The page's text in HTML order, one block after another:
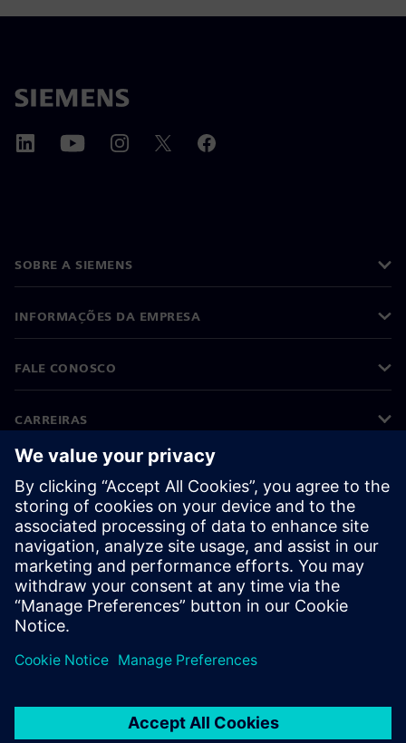
SOBRE A SIEMENS
INFORMAÇÕES DA EMPRESA
FALE CONOSCO
CARREIRAS
©Siemens 2026
Informações corporativas
Aviso de privacidade
Aviso de cookies
Termos de uso
Identificação digital